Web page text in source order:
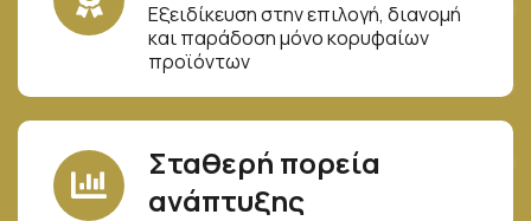
Εξειδίκευση στην επιλογή, διανομή
και παράδοση μόνο κορυφαίων
προϊόντων
Σταθερή πορεία
ανάπτυξης